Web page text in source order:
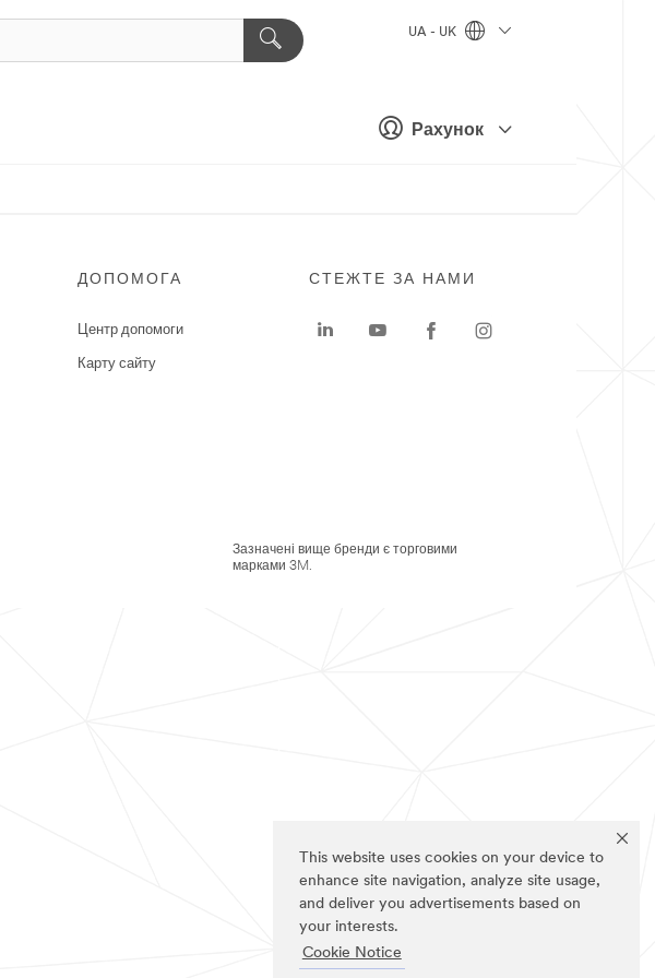
This website uses cookies on your device to
enhance site navigation, analyze site usage,
and deliver you advertisements based on
your interests.
Cookie Notice
Рахунок
UA - UK
ДОПОМОГА
Центр допомоги
Карту сайту
СТЕЖТЕ ЗА НАМИ
Зазначені вище бренди є торговими
марками 3M.